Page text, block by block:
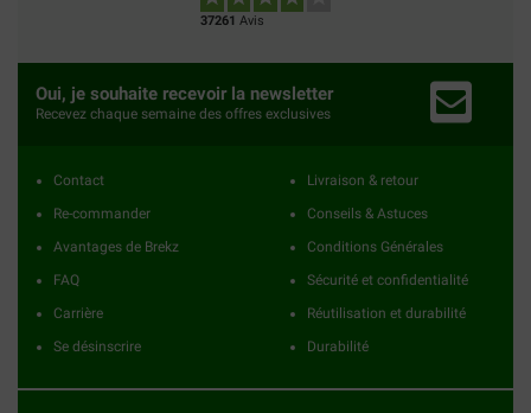
37261 Avis
Oui, je souhaite recevoir la newsletter
Recevez chaque semaine des offres exclusives
Contact
Re-commander
Avantages de Brekz
FAQ
Carrière
Se désinscrire
Livraison & retour
Conseils & Astuces
Conditions Générales
Sécurité et confidentialité
Réutilisation et durabilité
Durabilité